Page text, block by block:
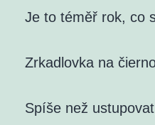
Je to téměř rok, co
Zrkadlovka na
Spíše než